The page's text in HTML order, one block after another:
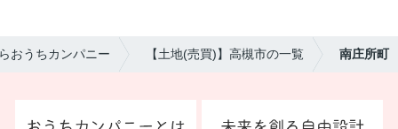
おうちカンパニー 【土地(売買)】高槻市の一覧 南庄所町